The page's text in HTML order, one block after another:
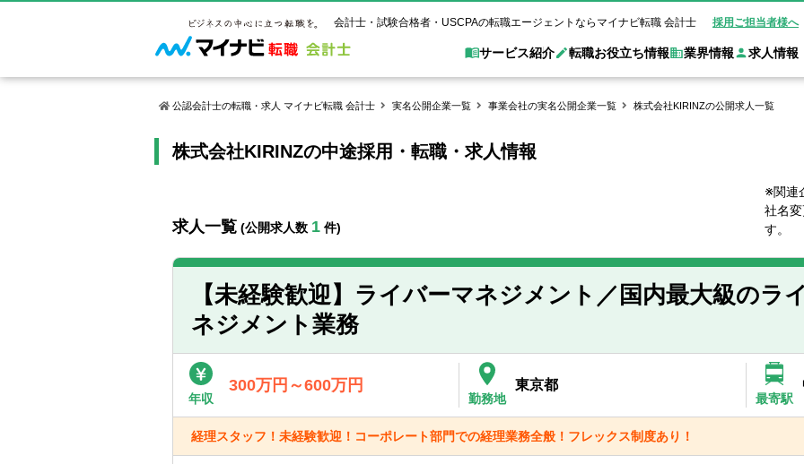
会計士・試験合格者・USCPAの転職エージェントならマイナビ転職 会計士 採用ご担当者様へ
サービス紹介
サービス紹介
マイナビ転職 会計士とは？ Web面談サービス
アク
転職お役立ち情報
転職お役立ち情報
ご状況別転職ガイド
はじめての転職の方へ
2回目以降の転職の方へ 未経験分野への転職
転職お役立ち情報
会計士・試験合
WEB面接完全ガ
業界情報
業界情報
会計士試験情報
試験科目一覧
試験合格後の流れ 監査法人
求人情報
求人情報
保有資格別求人情報
公認会計士試験合格
USCPA（米国公認会計士）
コンサルティングファー
金融機関
事業会社
公認会計士の転職・求人 マイナビ転職 会計士 実名公開企業一覧 事業会社の実名公開企業一覧 株式会社KIRINZの公開求人一覧
株式会社KIRINZの中途採用・転職・求人情報
求人一覧 (公開求人数 1 件)
※関連
社名
す。
【未経験歓迎】ライバーマネジメント／国内最大級のラ
ネジメント業務
年収
300万円～600万円
勤務地
東京都
最寄駅
経理スタッフ！未経験歓迎！コーポレート部門での経理業務全般！フレックス制度あり！